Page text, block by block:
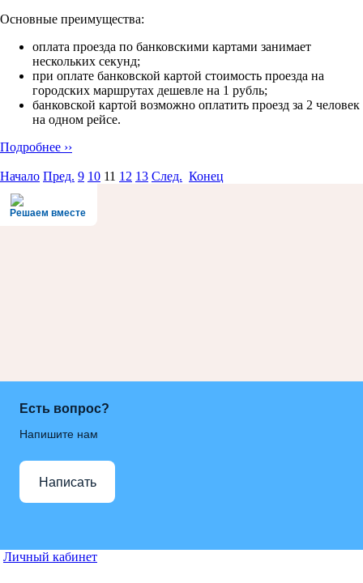
Основные преимущества:
оплата проезда по банковскими картами занимает
нескольких секунд;
при оплате банковской картой стоимость проезда на
городских маршрутах дешевле на 1 рубль;
банковской картой возможно оплатить проезд за 2 человек
на одном рейсе.
Подробнее ››
Начало Пред. 9 10 11 12 13 След. Конец
Решаем вместе
Есть вопрос?
Напишите нам
Написать
Личный кабинет